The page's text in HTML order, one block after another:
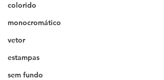
colorido
monocromático
vetor
estampas
sem fundo